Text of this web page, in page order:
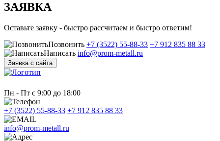
ЗАЯВКА
Оставьте заявку - быстро рассчитаем и быстро ответим!
Позвонить +7 (3522) 55-88-33 +7 912 835 88 33
Написать info@prom-metall.ru
Заявка с сайта
Пн - Пт с 9:00 до 18:00
+7 (3522) 55-88-33 +7 912 835 88 33
info@prom-metall.ru